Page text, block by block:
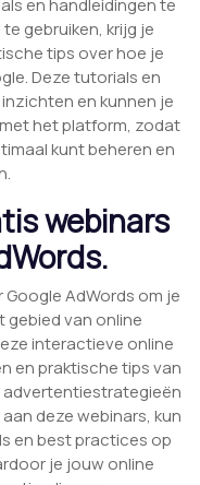
gebruiken, krijg je
tips over hoe je
Deze tutorials en
en kunnen je
het platform, zodat
kunt beheren en
webinars
AdWords om je
gebied van online
interactieve online
en praktische tips van
advertentiestrategieën
deze webinars, kun
en best practices op
je jouw online